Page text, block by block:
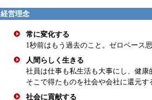
経営理念
常に変化する
1秒前はもう過去のこと。ゼロベース
人間らしく生きる
社員は仕事も私生活も大事にし、健
そこで得たものを社会や会社に還元す
社会に貢献する